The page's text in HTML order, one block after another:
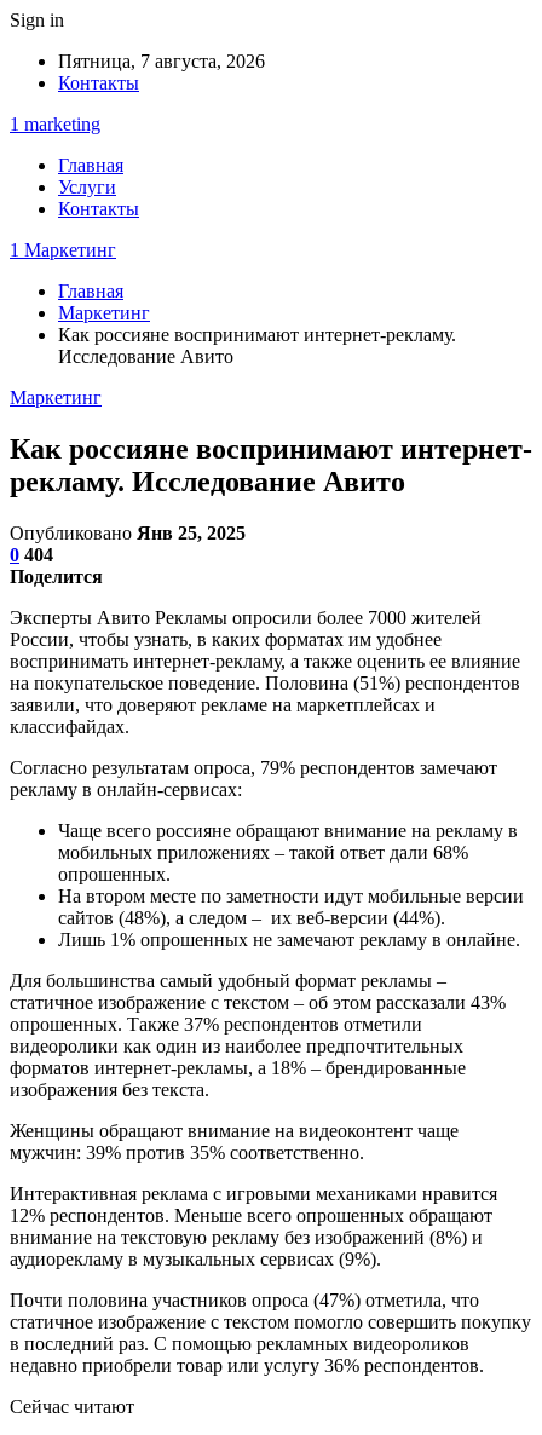
Sign in
Пятница, 7 августа, 2026
Контакты
1 marketing
Главная
Услуги
Контакты
1 Маркетинг
Главная
Маркетинг
Как россияне воспринимают интернет-рекламу.
Исследование Авито
Маркетинг
Как россияне воспринимают интернет-
рекламу. Исследование Авито
Опубликовано Янв 25, 2025
0 404
Поделится
Эксперты Авито Рекламы опросили более 7000 жителей
России, чтобы узнать, в каких форматах им удобнее
воспринимать интернет-рекламу, а также оценить ее влияние
на покупательское поведение. Половина (51%) респондентов
заявили, что доверяют рекламе на маркетплейсах и
классифайдах.
Согласно результатам опроса, 79% респондентов замечают
рекламу в онлайн-сервисах:
Чаще всего россияне обращают внимание на рекламу в
мобильных приложениях – такой ответ дали 68%
опрошенных.
На втором месте по заметности идут мобильные версии
сайтов (48%), а следом – их веб-версии (44%).
Лишь 1% опрошенных не замечают рекламу в онлайне.
Для большинства самый удобный формат рекламы –
статичное изображение с текстом – об этом рассказали 43%
опрошенных. Также 37% респондентов отметили
видеоролики как один из наиболее предпочтительных
форматов интернет-рекламы, а 18% – брендированные
изображения без текста.
Женщины обращают внимание на видеоконтент чаще
мужчин: 39% против 35% соответственно.
Интерактивная реклама с игровыми механиками нравится
12% респондентов. Меньше всего опрошенных обращают
внимание на текстовую рекламу без изображений (8%) и
аудиорекламу в музыкальных сервисах (9%).
Почти половина участников опроса (47%) отметила, что
статичное изображение с текстом помогло совершить покупку
в последний раз. С помощью рекламных видеороликов
недавно приобрели товар или услугу 36% респондентов.
Сейчас читают